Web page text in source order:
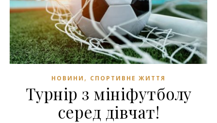
НОВИНИ , СПОРТИВНЕ ЖИТТЯ
Турнір з мініфутболу
серед дівчат!